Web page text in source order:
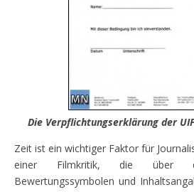
Die Verpflichtungserklärung der
Zeit ist ein wichtiger Faktor für
einer Filmkritik, die über
Bewertungssymbolen und